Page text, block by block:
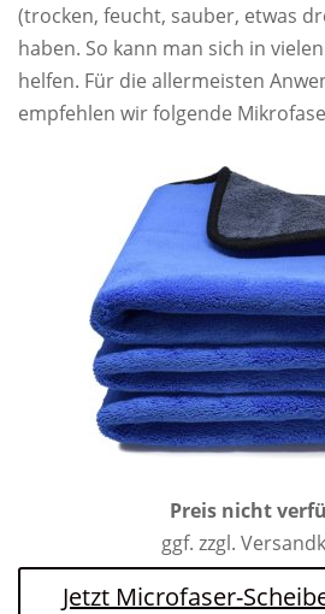
(trocken, feucht, sauber, etwas
haben. So kann man sich in
helfen. Für die allermeisten
empfehlen wir folgende
Preis nicht
ggf. zzgl.
Jetzt Microfaser-